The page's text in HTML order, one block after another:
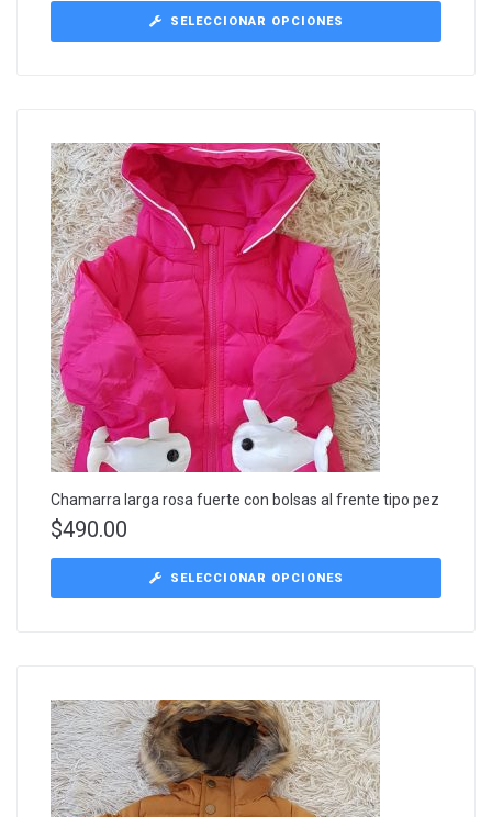
SELECCIONAR OPCIONES
Chamarra larga rosa fuerte con bolsas al frente tipo pez
$490.00
SELECCIONAR OPCIONES